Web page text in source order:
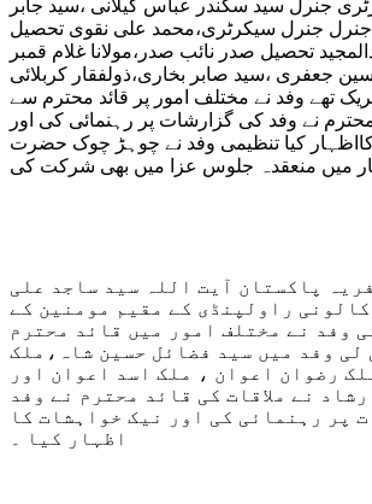
جنرل سید سکندر عباس گیلانی ،سید جابر
جنرل سیکرٹری،محمد علی نقوی تحصیل
تحصیل صدر نائب صدر،مولانا غلام قمبر
جعفری ،سید صابر بخاری،ذولفقار کربلائی
تھے وفد نے مختلف امور پر قائد محترم سے
نے وفد کی گزارشات پر رہنمائی کی اور
کیا تنظیمی وفد نے چوہڑ چوک حضرت
میں منعقدہ جلوس عزا میں بھی شرکت کی
پاکستان آیت اللہ سید ساجد علی
راولپنڈی کے مقیم مومنین کے
وفد نے مختلف امور میں قائد محترم
لی وفد میں سید فضائل حسین شاہ،ملک
رضوان اعوان ، ملک اسد اعوان اور
نے ملاقات کی قائد محترم نے وفد
پر رہنمائی کی اور نیک خواہشات کا
اظہار کیا ۔